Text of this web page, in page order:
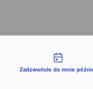
Możliwości kontaktu
Zadzwońcie do mnie